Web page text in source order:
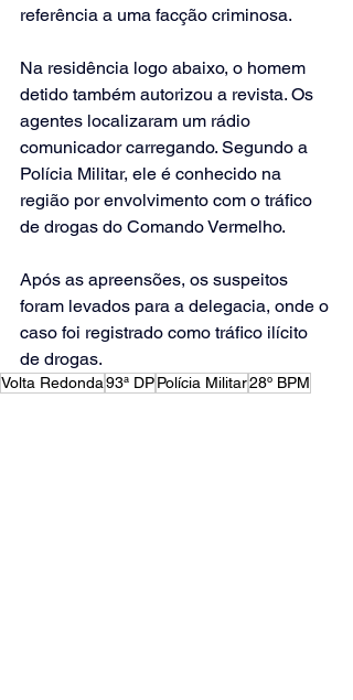
referência a uma facção criminosa.
Na residência logo abaixo, o homem
detido também autorizou a revista. Os
agentes localizaram um rádio
comunicador carregando. Segundo a
Polícia Militar, ele é conhecido na
região por envolvimento com o tráfico
de drogas do Comando Vermelho.
Após as apreensões, os suspeitos
foram levados para a delegacia, onde o
caso foi registrado como tráfico ilícito
de drogas.
Volta Redonda93ª DPPolícia Militar28º BPM